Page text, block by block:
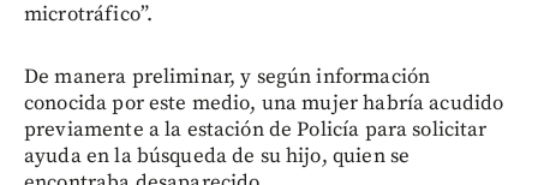
microtráfico”.
De manera preliminar, y según información
conocida por este medio, una mujer habría acudido
previamente a la estación de Policía para solicitar
ayuda en la búsqueda de su hijo, quien se